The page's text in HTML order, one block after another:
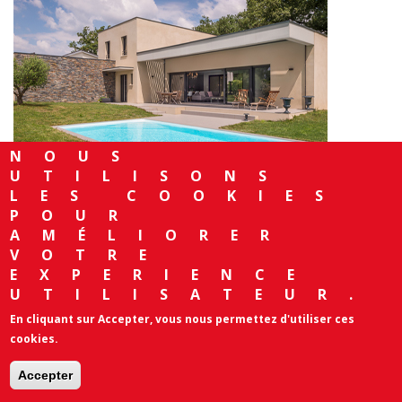
PIBRAC
HAUTE
NOUS
UTILISONS
LES COOKIES
POUR
AMÉLIORER
VOTRE
EXPERIENCE
UTILISATEUR.
En cliquant sur Accepter, vous nous permettez d'utiliser ces
cookies.
Accepter